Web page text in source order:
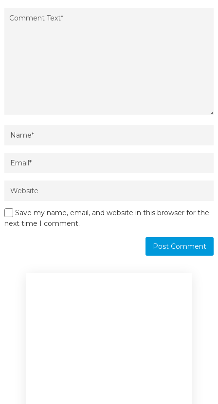
Save my name, email, and website in this browser for the
next time I comment.